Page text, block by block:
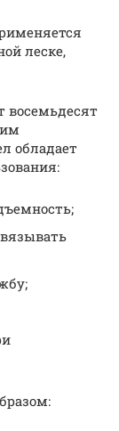
леске,
восемьдесят
обладает